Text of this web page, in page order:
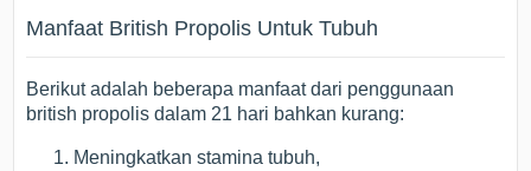
Manfaat British Propolis Untuk Tubuh
Berikut adalah beberapa manfaat dari penggunaan
british propolis dalam 21 hari bahkan kurang:
Meningkatkan stamina tubuh,